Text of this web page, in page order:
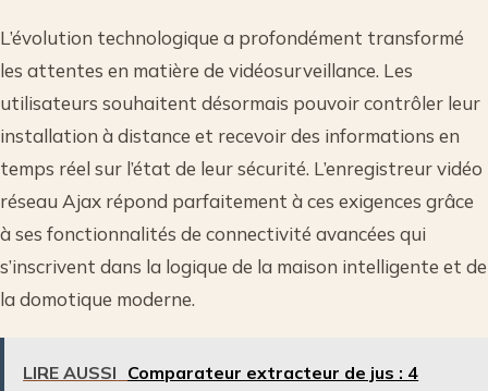
L’évolution technologique a profondément transformé
les attentes en matière de vidéosurveillance. Les
utilisateurs souhaitent désormais pouvoir contrôler leur
installation à distance et recevoir des informations en
temps réel sur l’état de leur sécurité. L’enregistreur vidéo
réseau Ajax répond parfaitement à ces exigences grâce
à ses fonctionnalités de connectivité avancées qui
s’inscrivent dans la logique de la maison intelligente et de
la domotique moderne.
LIRE AUSSI Comparateur extracteur de jus : 4